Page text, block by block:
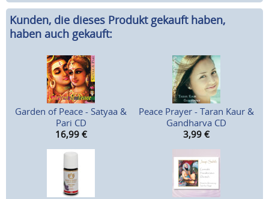
Kunden, die dieses Produkt gekauft haben,
haben auch gekauft:
Garden of Peace - Satyaa &
Pari CD
16,99 €
Peace Prayer - Taran Kaur &
Gandharva CD
3,99 €